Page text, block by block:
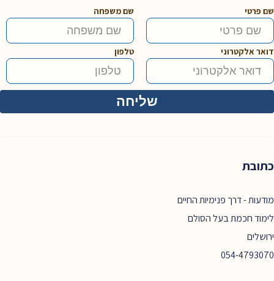
שם פרטי שם משפחה
דואר אלקטרוני טלפון
כתובת
מודעות - דרך פנימיות החיים
לימוד חכמת בעל הסולם
ירושלים
054-4793070